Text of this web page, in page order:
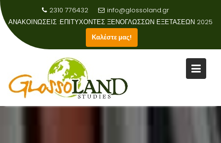
content
2310 776432
info@glossoland.gr
ΑΝΑΚΟΙΝΩΣΕΙΣ :ΕΠΙΤΥΧΟΝΤΕΣ ΞΕΝΟΓΛΩΣΣΩΝ ΕΞΕΤΑΣΕΩΝ 2025
Καλέστε μας!